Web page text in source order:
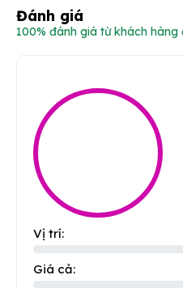
Đánh giá
100% đánh giá từ khách
Vị trí:
Giá cả: